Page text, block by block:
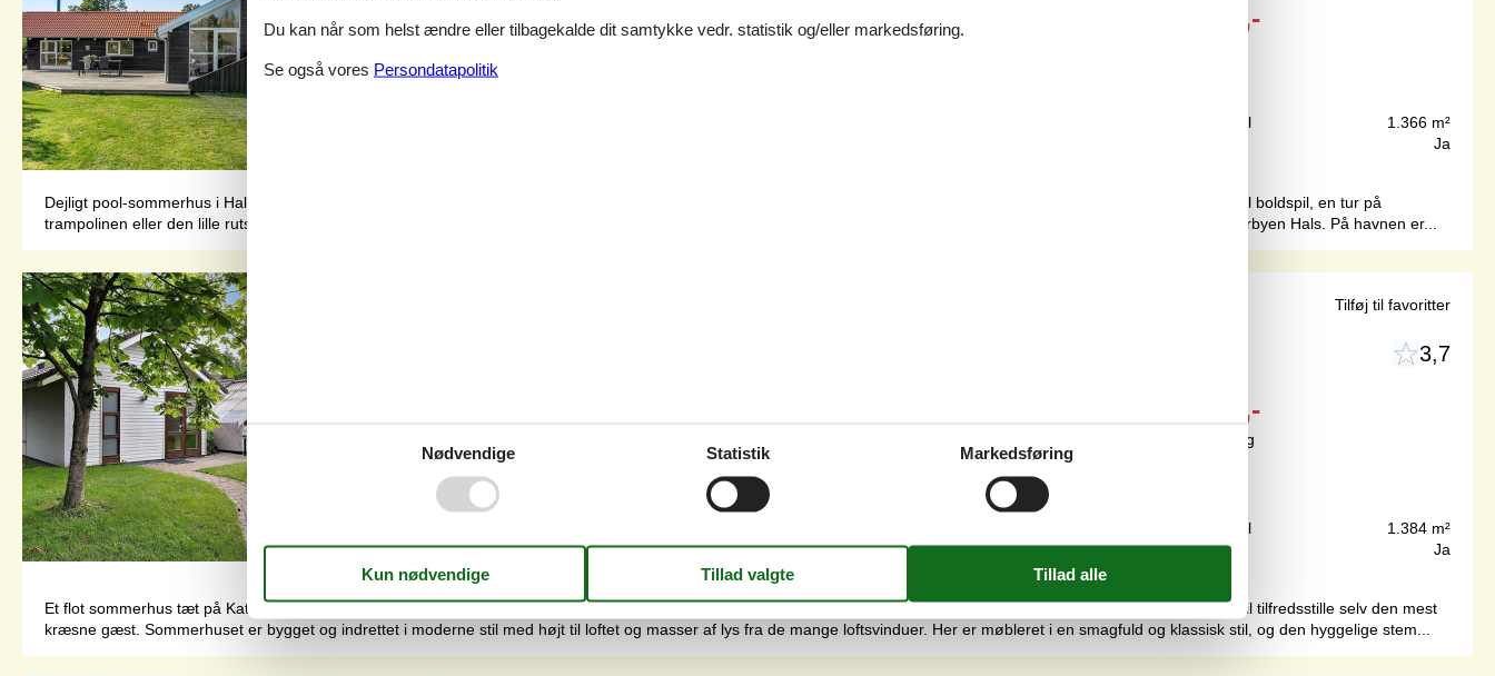
4.562,-
Grundareal
1.366 m²
Ja
Dejligt pool-sommerhus i Hals. Her kan I nyde en tur i swimmingpoolen eller tage "en slapper" i spabadet. Nyd dagen på terrassen eller i haven hvor der er fint med plads til boldspil, en tur på
trampolinen eller den lille rutsjebane, et spil bordtennis eller måske en gyngetur. Huset er beliggende i kort afstand til den børnevenlige sandstrand, golfbanen samt til fiskerbyen Hals. På havnen er...
3,7
7 overnatninger
5.720,-
Inkl. rengøring og forsikring
Husdyr
2
Boligareal
166 m²
Grundareal
1.384 m²
Internet
Ja
Et flot sommerhus tæt på Kattegat, med sjove aktiviteter for både store og små.IndretningVi præsenterer her et aldeles flot og arkitektonisk spændende sommerhus, som vil tilfredsstille selv den mest
kræsne gæst. Sommerhuset er bygget og indrettet i moderne stil med højt til loftet og masser af lys fra de mange loftsvinduer. Her er møbleret i en smagfuld og klassisk stil, og den hyggelige stem...
Tilføj til favoritter
Du kan når som helst ændre eller tilbagekalde dit samtykke vedr. statistik og/eller markedsføring.
Se også vores Persondatapolitik
Nødvendige Statistik Markedsføring